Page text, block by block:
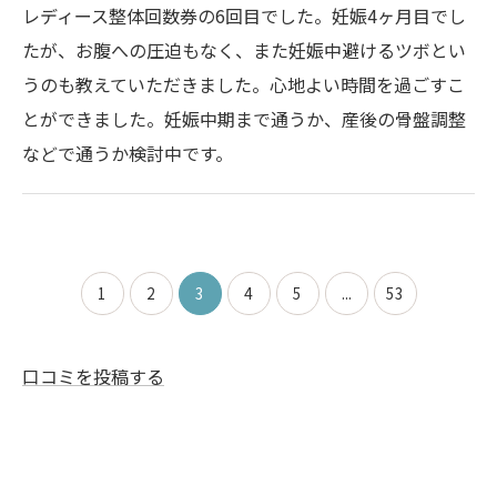
レディース整体回数券の6回目でした。妊娠4ヶ月目でし
たが、お腹への圧迫もなく、また妊娠中避けるツボとい
うのも教えていただきました。心地よい時間を過ごすこ
とができました。妊娠中期まで通うか、産後の骨盤調整
などで通うか検討中です。
1 2 3 4 5 ... 53
口コミを投稿する